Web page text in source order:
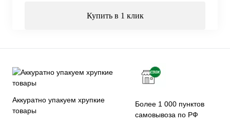
Купить в 1 клик
Аккуратно упакуем хрупкие
товары
Более 1 000 пунктов
самовывоза по РФ